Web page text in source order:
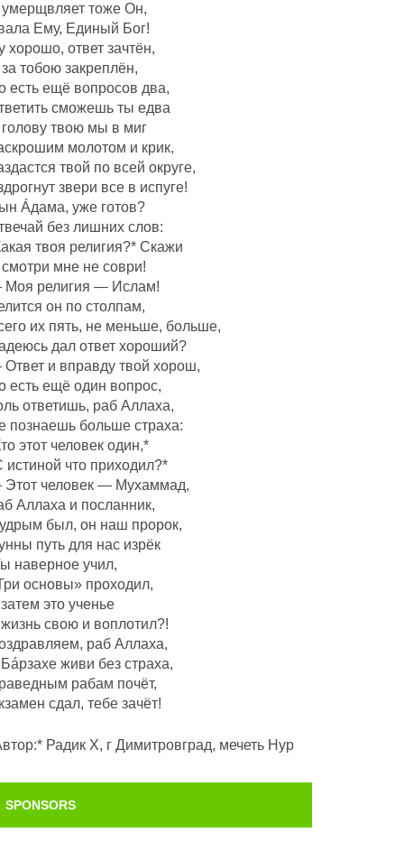
тоже Он,
Ему, Единый Бог!
хорошо, ответ зачтëн,
тобою закреплëн,
есть ещё вопросов два,
сможешь ты едва
твою мы в миг
молотом и крик,
твой по всей округе,
звери все в испуге!
Áдама, уже готов?
без лишних слов:
твоя религия?* Скажи
мне не соври!
религия — Ислам!
он по столпам,
их пять, не меньше, больше,
дал ответ хороший?
и вправду твой хорош,
есть ещё один вопрос,
ответишь, раб Аллаха,
познаешь больше страха:
этот человек один,*
истиной что приходил?*
человек — Мухаммад,
Аллаха и посланник,
был, он наш пророк,
путь для нас изрёк
наверное учил,
основы» проходил,
это ученье
свою и воплотил?!
раб Аллаха,
живи без страха,
рабам почëт,
сдал, тебе зачёт!
Радик Х, г Димитровград, мечеть Нур
SPONSORS